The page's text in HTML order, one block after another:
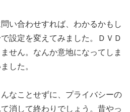
い合わせすれば、わかるかもし
設定を変えてみました。ＤＶＤ
せん。なんか意地になってしま
した。
なことせずに、プライバシーの
消して終わりでしょう。昔やっ